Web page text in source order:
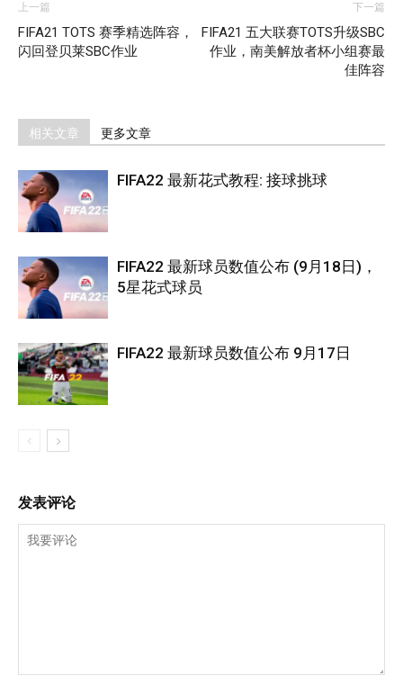
上一篇
FIFA21 TOTS 赛季精选阵容，
闪回登贝莱SBC作业
下一篇
FIFA21 五大联赛TOTS升级SBC
作业，南美解放者杯小组赛最
佳阵容
相关文章 更多文章
FIFA22 最新花式教程: 接球挑球
FIFA22 最新球员数值公布 (9月18日)，
5星花式球员
FIFA22 最新球员数值公布 9月17日
发表评论